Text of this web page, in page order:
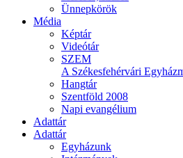
Ünnepkörök
Média
Képtár
Videótár
SZEM
A Székesfehérvári
Hangtár
Szentföld 2008
Napi evangélium
Adattár
Adattár
Egyházunk